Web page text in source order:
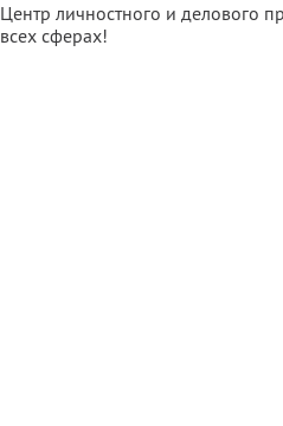
Центр личностного и делового
всех сферах!